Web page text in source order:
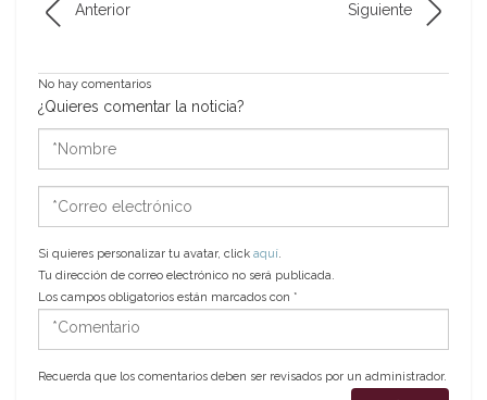
Anterior Siguiente
No hay comentarios
¿Quieres comentar la noticia?
electrónico
Si quieres personalizar tu avatar, click aquí.
Tu dirección de correo electrónico no será publicada.
Los campos obligatorios están marcados con *
*Comentario
Recuerda que los comentarios deben ser revisados por un administrador.